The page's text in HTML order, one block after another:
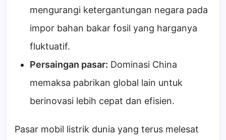
mengurangi ketergantungan negara pada
impor bahan bakar fosil yang harganya
fluktuatif.
Persaingan pasar: Dominasi China
memaksa pabrikan global lain untuk
berinovasi lebih cepat dan efisien.
Pasar mobil listrik dunia yang terus melesat